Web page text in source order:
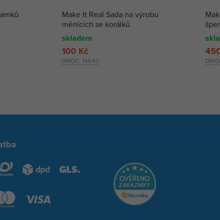
Make It Real Sada na výrobu
měnících se korálků
skladem
DMOC: 149 Kč
100 Kč